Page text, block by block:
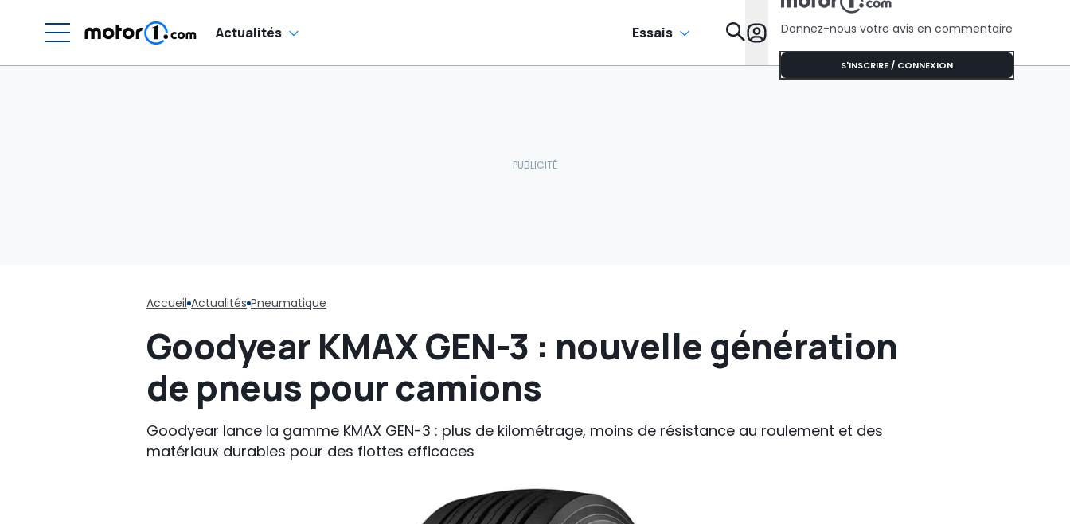
Actualités Essais Donnez-nous votre avis en commentaire
S'INSCRIRE / CONNEXION
Accueil Actualités Pneumatique
Goodyear KMAX GEN-3 : nouvelle génération
de pneus pour camions
Goodyear lance la gamme KMAX GEN-3 : plus de kilométrage, moins de résistance au roulement et des
matériaux durables pour des flottes efficaces
l’Australie